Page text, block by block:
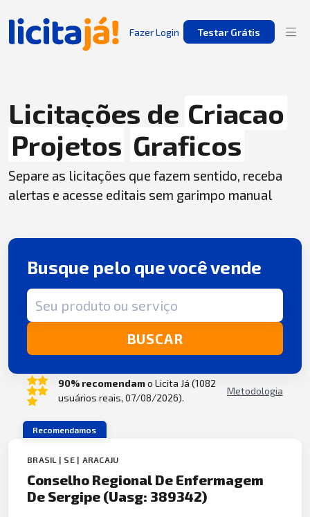
Fazer Login Testar Grátis
Licitações de Criacao
Projetos Graficos
Separe as licitações que fazem sentido, receba
alertas e acesse editais sem garimpo manual
Busque pelo que você vende
Termo de busca
BUSCAR
90% recomendamo Licita Já (1082
usuários reais, 07/08/2026).
Metodologia
Recomendamos
BRASIL | SE | ARACAJU
Conselho Regional De Enfermagem
De Sergipe (Uasg: 389342)